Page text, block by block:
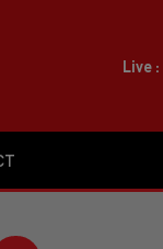
Live :